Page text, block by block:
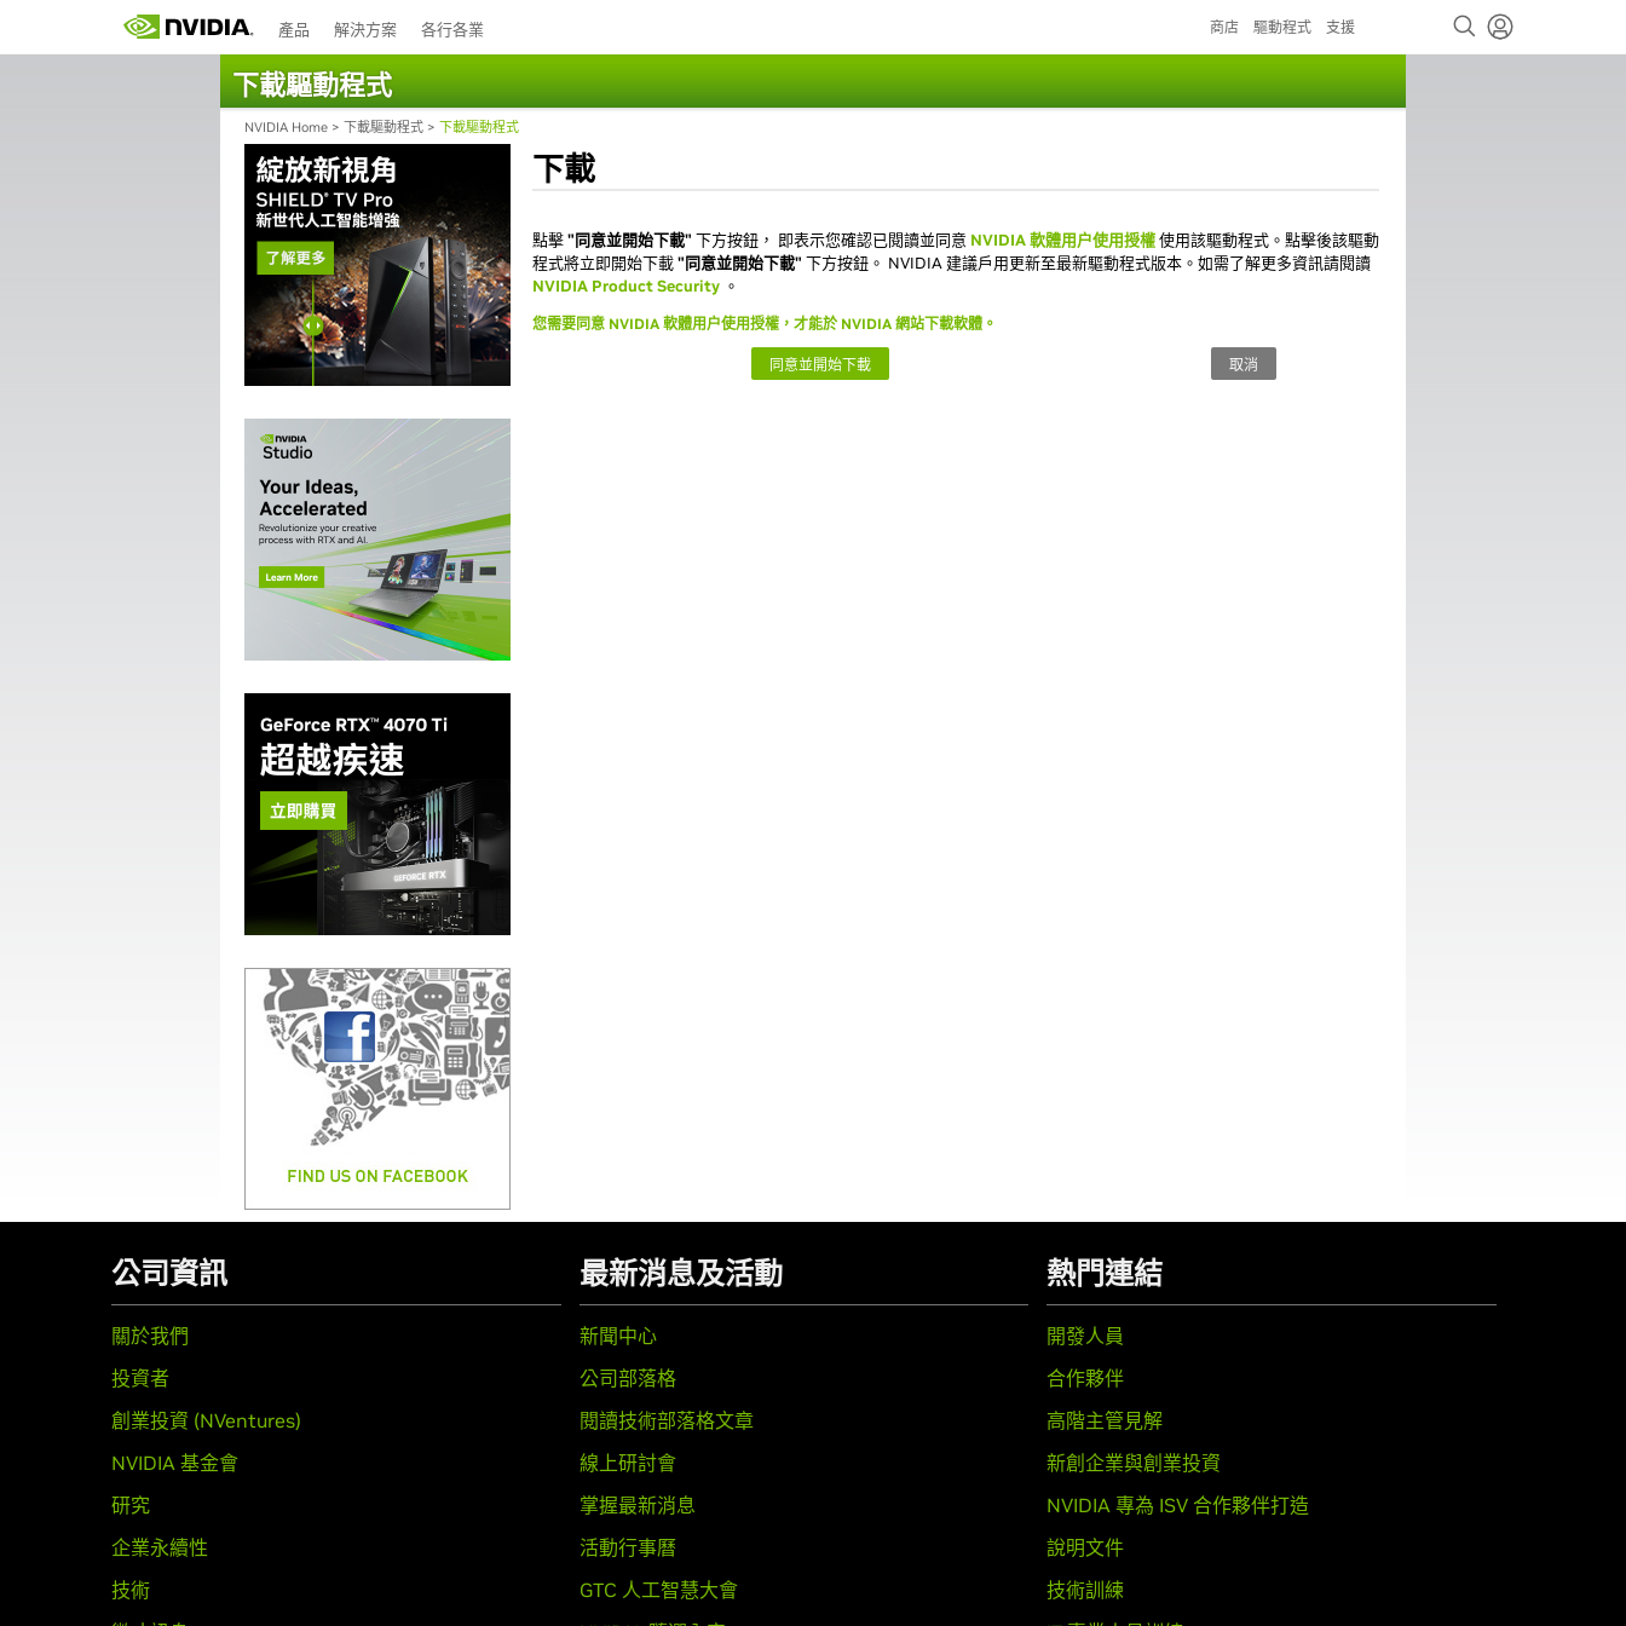
產品 解決方案 各行各業 商店 驅動程式 支援
下載驅動程式
NVIDIA Home > 下載驅動程式 > 下載驅動程式
下載
點擊"同意並開始下載" 下方按鈕， 即表示您確認已閱讀並同意 NVIDIA 軟體用户使用授權使用該驅動程式。點擊後該驅動
程式將立即開始下載"同意並開始下載" 下方按鈕。 NVIDIA 建議戶用更新至最新驅動程式版本。如需了解更多資訊請閱讀
NVIDIA Product Security 。
您需要同意 NVIDIA 軟體用户使用授權，才能於 NVIDIA 網站下載軟體。
同意並開始下載 取消
公司資訊
關於我們
投資者
創業投資 (NVentures)
NVIDIA 基金會
研究
企業永續性
技術
最新消息及活動
新聞中心
公司部落格
閱讀技術部落格文章
線上研討會
掌握最新消息
活動行事曆
GTC 人工智慧大會
熱門連結
開發人員
合作夥伴
高階主管見解
新創企業與創業投資
NVIDIA 專為 ISV 合作夥伴打造
說明文件
技術訓練